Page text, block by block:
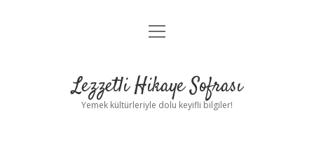
Anasayfa
Yasal Uyarı
menüyü
Lezzetli Hikaye Sofrası
Yemek kültürleriyle dolu keyifli bilgiler!